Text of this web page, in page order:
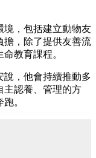
境，包括建立動物友
擔，除了提供友善流
教育課程。
說，他會持續推動多
主認養、管理的方
。